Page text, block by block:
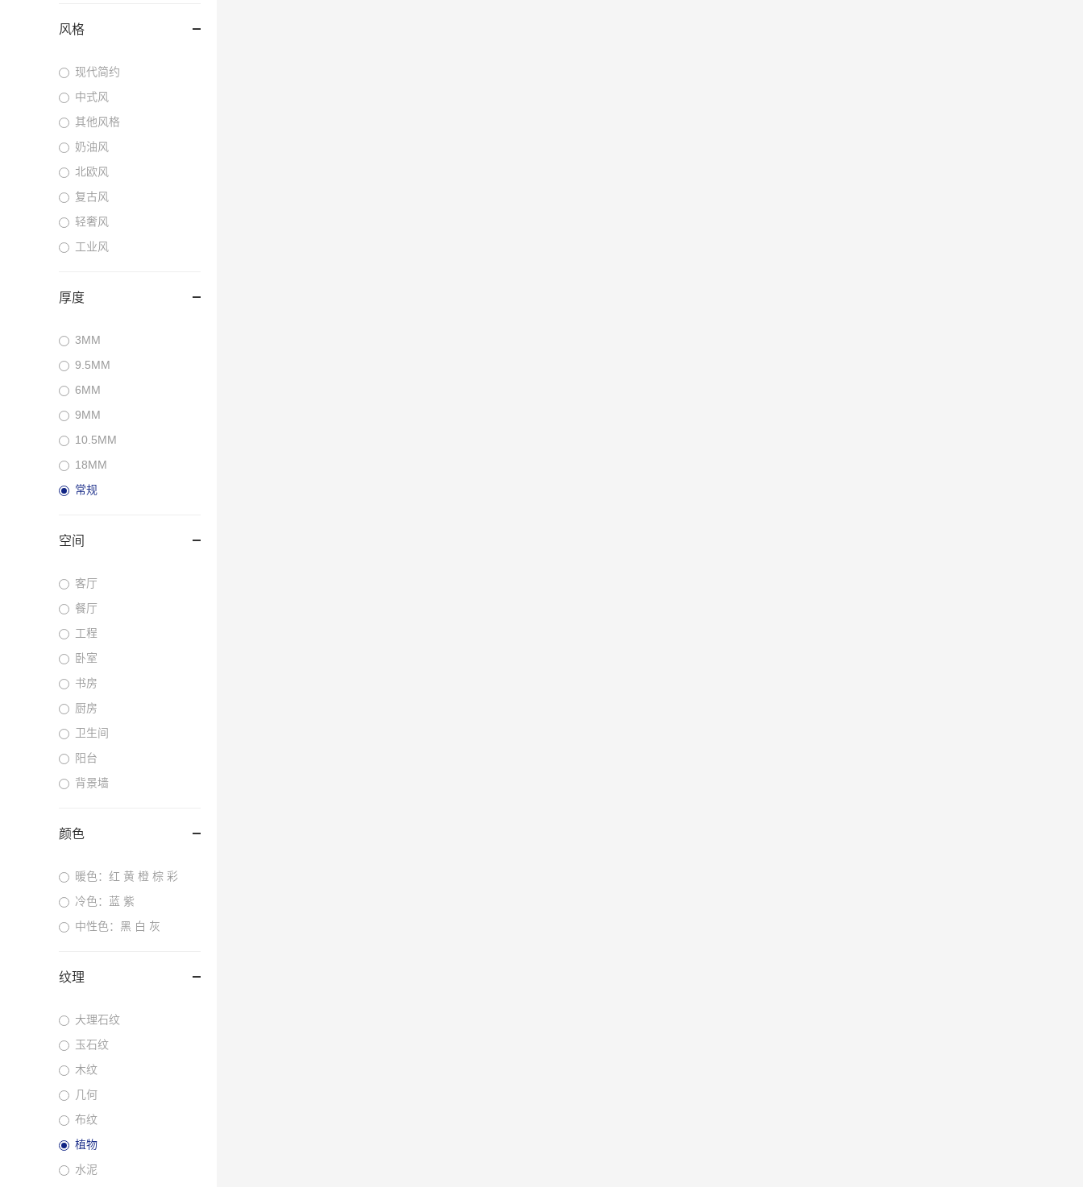
风格
现代简约
中式风
其他风格
奶油风
北欧风
复古风
轻奢风
工业风
厚度
3MM
9.5MM
6MM
9MM
10.5MM
18MM
常规
空间
客厅
餐厅
工程
卧室
书房
厨房
卫生间
阳台
背景墙
颜色
暖色：红 黄 橙 棕 彩
冷色：蓝 紫
中性色：黑 白 灰
纹理
大理石纹
玉石纹
木纹
几何
布纹
植物
水泥